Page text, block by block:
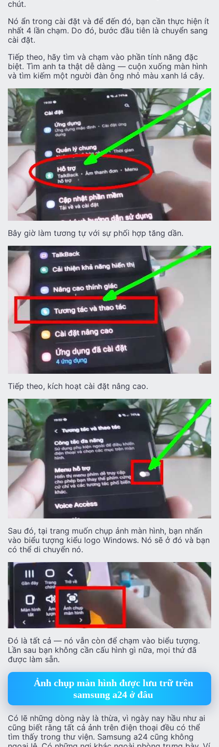
chút.
Nó ẩn trong cài đặt và để đến đó, bạn cần thực hiện ít
nhất 4 lần chạm. Do đó, bước đầu tiên là chuyển sang
cài đặt.
Tiếp theo, hãy tìm và chạm vào phần tính năng đặc
biệt. Tìm anh ta thật dễ dàng — cuộn xuống màn hình
và tìm kiếm một người đàn ông nhỏ màu xanh lá cây.
Bây giờ làm tương tự với sự phối hợp tăng dần.
Tiếp theo, kích hoạt cài đặt nâng cao.
Sau đó, tại trang muốn chụp ảnh màn hình, bạn nhấn
vào biểu tượng kiểu logo Windows. Nó sẽ ở đó và bạn
có thể di chuyển nó.
Đó là tất cả — nó vẫn còn để chạm vào biểu tượng.
Lần sau bạn không cần cấu hình gì nữa, mọi thứ đã
được làm sẵn.
Ảnh chụp màn hình được lưu trữ trên
samsung a24 ở đâu
Có lẽ những dòng này là thừa, vì ngày nay hầu như ai
cũng biết rằng tất cả ảnh trên điện thoại đều có thể
tìm thấy trong thư viện. Samsung a24 cũng không